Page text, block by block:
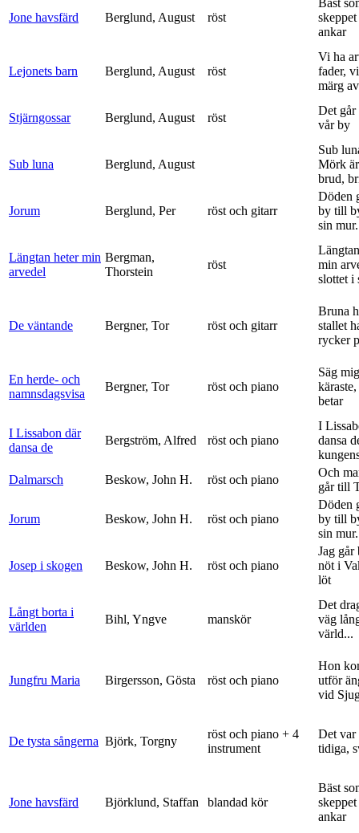
Jone havsfärd Berglund, August röst
ankar
Lejonets barn Berglund, August röst
Vi ha
fader,
märg
Stjärngossar Berglund, August röst
Det går
vår by
Sub luna Berglund, August
Sub
Mörk
brud,
Jorum Berglund, Per röst och gitarr
Döden
by till
sin
Längtan heter min
arvedel
Bergman,
Thorstein
röst
min
slottet i
De väntande Bergner, Tor röst och gitarr
Bruna
stallet
rycker
En herde- och
namnsdagsvisa
Bergner, Tor röst och piano
Säg
betar
I Lissabon där
dansa de
Bergström, Alfred röst och piano
I
dansa
Dalmarsch
Beskow, John H. röst och piano
Och
går till
Jorum Beskow, John H. röst och piano
Döden
by till
sin
Josep i skogen Beskow, John H. röst och piano
Jag går
nöt i
löt
Långt borta i
världen
Bihl, Yngve manskör
Det
väg
värld...
Jungfru Maria Birgersson, Gösta röst och piano
Hon
utför
vid
De tysta sångerna Björk, Torgny
röst och piano + 4
instrument
Det var
tidiga,
Jone havsfärd Björklund, Staffan blandad kör
Bäst
ankar